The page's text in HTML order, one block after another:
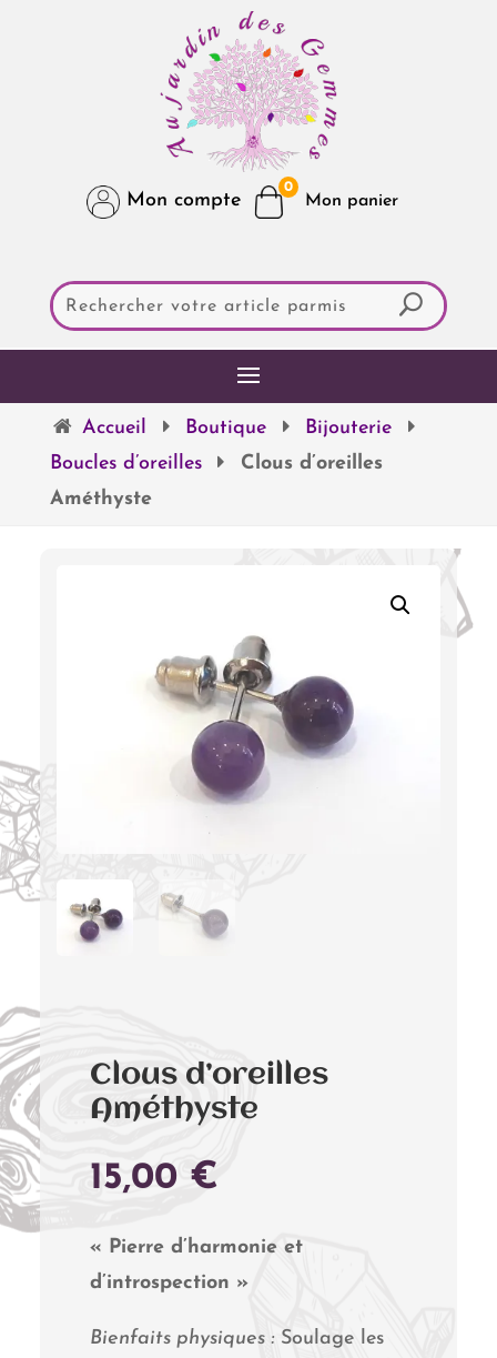
Mon compte
0
Accueil Boutique
Bijouterie
Boucles d’oreilles
Clous d’oreilles
Améthyste
Clous d’oreilles
Améthyste
15,00 €
« Pierre d’harmonie et
d’introspection »
Bienfaits physiques :Soulage les